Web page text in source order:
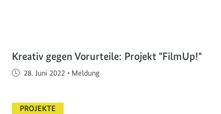
Kreativ gegen Vorurteile: Projekt "FilmUp!"
Veröffentlicht am
28. Juni 2022 • Meldung
PROJEKTE